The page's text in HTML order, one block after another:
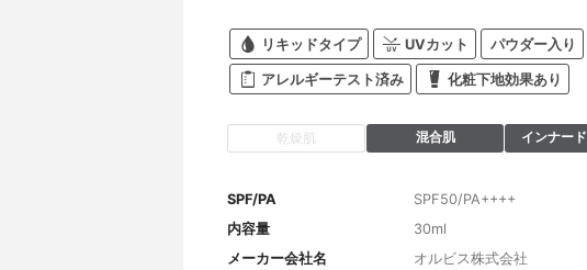
リキッドタイプ UVカット パウダー入り
アレルギーテスト済み 化粧下地効果あり
乾燥肌 混合肌 インナー
SPF/PA
SPF50/PA++++
内容量
30ml
メーカー会社名
オルビス株式会社